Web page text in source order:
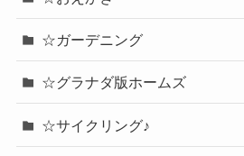
☆ガーデニング
☆グラナダ版ホームズ
☆サイクリング♪